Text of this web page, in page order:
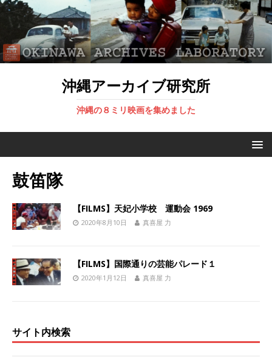
沖縄アーカイブ研究所
沖縄の８ミリ映画を集めました
鼓笛隊
【FILMS】天妃小学校 運動会 1969
2020年8月10日 真喜屋 力
【FILMS】国際通りの芸能パレード１
2020年1月12日 真喜屋 力
サイト内検索